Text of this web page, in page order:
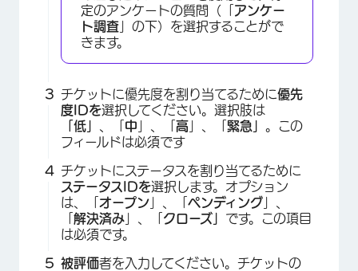
定のアンケートの質問（「 アンケー
ト調査 」の下）を選択することがで
きます。
チケットに優先度を割り当てるために優先
度IDを選択してください。選択肢は
「低」
中 高 緊急」 。この
フィールドは必須です
チケットにステータスを割り当てるために
ステータスIDを選択します。オプション
は、「 オープン ペンディング
解決済み クローズ」 です。この項目
は必須です。
被評価者を入力してください。チケットの